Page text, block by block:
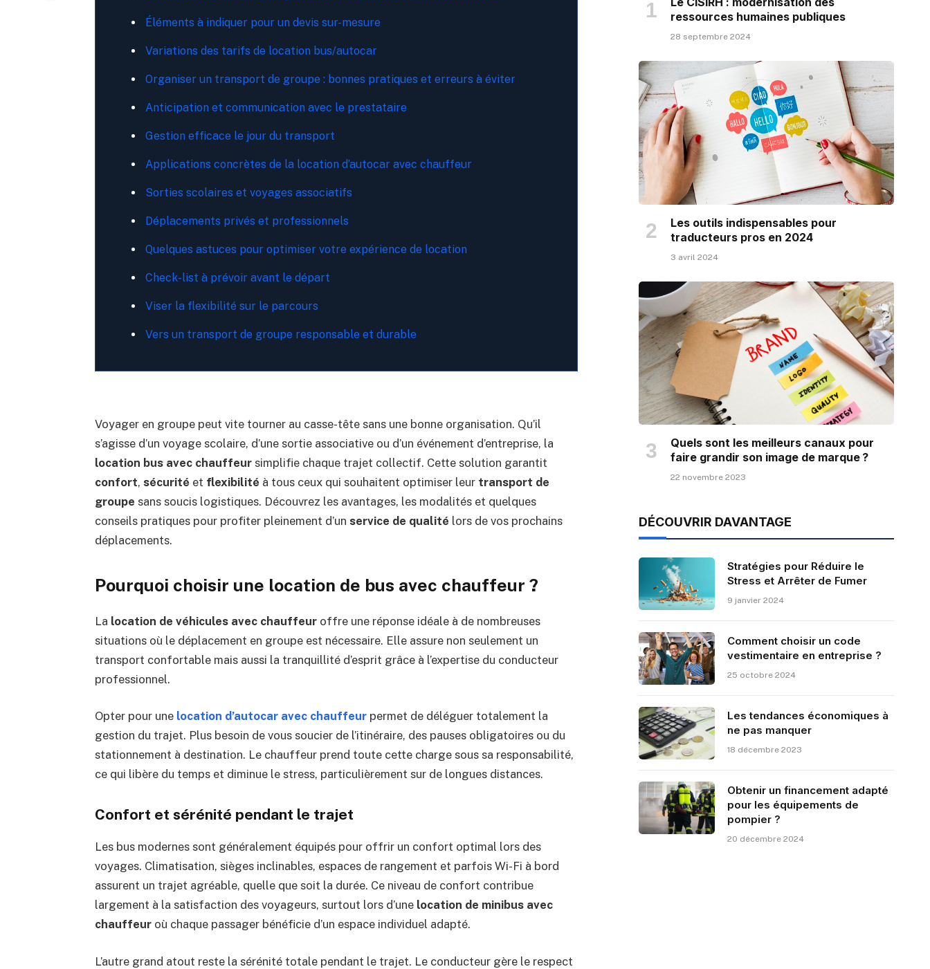
Éléments à indiquer pour un devis sur-mesure
Variations des tarifs de location bus/autocar
Organiser un transport de groupe : bonnes pratiques et erreurs à éviter
Anticipation et communication avec le prestataire
Gestion efficace le jour du transport
Applications concrètes de la location d’autocar avec chauffeur
Sorties scolaires et voyages associatifs
Déplacements privés et professionnels
Quelques astuces pour optimiser votre expérience de location
Check-list à prévoir avant le départ
Viser la flexibilité sur le parcours
Vers un transport de groupe responsable et durable
Voyager en groupe peut vite tourner au casse-tête sans une bonne organisation. Qu’il
s’agisse d’un voyage scolaire, d’une sortie associative ou d’un événement d’entreprise, la
location bus avec chauffeursimplifie chaque trajet collectif. Cette solution garantit
confort, sécurité et flexibilité à tous ceux qui souhaitent optimiser leur transport de
groupe sans soucis logistiques. Découvrez les avantages, les modalités et quelques
conseils pratiques pour profiter pleinement d’un service de qualité lors de vos prochains
déplacements.
Pourquoi choisir une location de bus avec chauffeur ?
La location de véhicules avec chauffeuroffre une réponse idéale à de nombreuses
situations où le déplacement en groupe est nécessaire. Elle assure non seulement un
transport confortable mais aussi la tranquillité d’esprit grâce à l’expertise du conducteur
professionnel.
Opter pour une location d’autocar avec chauffeurpermet de déléguer totalement la
gestion du trajet. Plus besoin de vous soucier de l’itinéraire, des pauses obligatoires ou du
stationnement à destination. Le chauffeur prend toute cette charge sous sa responsabilité,
ce qui libère du temps et diminue le stress, particulièrement sur de longues distances.
Confort et sérénité pendant le trajet
Les bus modernes sont généralement équipés pour offrir un confort optimal lors des
voyages. Climatisation, sièges inclinables, espaces de rangement et parfois Wi-Fi à bord
assurent un trajet agréable, quelle que soit la durée. Ce niveau de confort contribue
largement à la satisfaction des voyageurs, surtout lors d’une location de minibus avec
chauffeuroù chaque passager bénéficie d’un espace individuel adapté.
L’autre grand atout reste la sérénité totale pendant le trajet. Le conducteur gère le respect
ressources humaines publiques
28 septembre 2024
Les outils indispensables pour
traducteurs pros en 2024
3 avril 2024
Quels sont les meilleurs canaux pour
faire grandir son image de marque ?
22 novembre 2023
DÉCOUVRIR DAVANTAGE
Stratégies pour Réduire le
Stress et Arrêter de Fumer
9 janvier 2024
Comment choisir un code
vestimentaire en entreprise ?
25 octobre 2024
Les tendances économiques à
ne pas manquer
18 décembre 2023
Obtenir un financement adapté
pour les équipements de
pompier ?
20 décembre 2024